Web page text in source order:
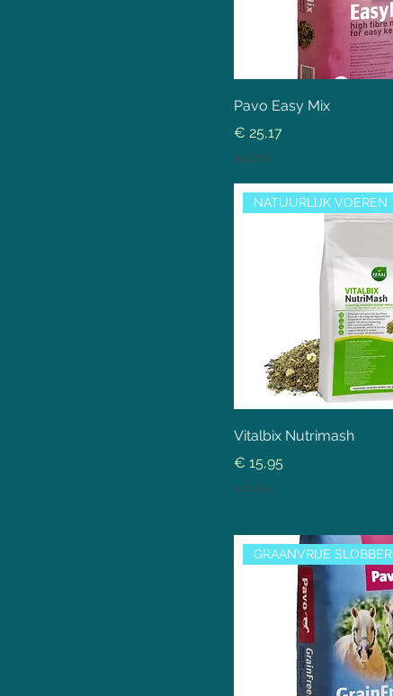
Pavo Easy Mix
Prijs
€ 25,17
incl.Btw
NATUURLIJK VOEREN
Vitalbix Nutrimash
Prijs
€ 15,95
incl.Btw
GRAANVRIJE SLOBBER